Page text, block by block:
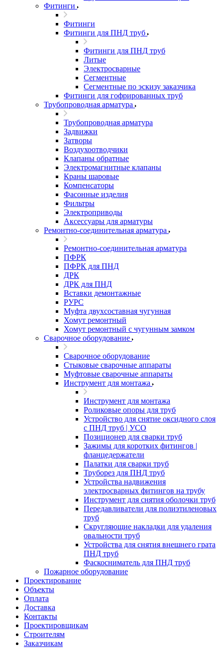
Фитинги
Фитинги
Фитинги для ПНД труб
Фитинги для ПНД труб
Литые
Электросварные
Сегментные
Сегментные по эскизу заказчика
Фитинги для гофрированных труб
Трубопроводная арматура
Трубопроводная арматура
Задвижки
Затворы
Воздухоотводчики
Клапаны обратные
Электромагнитные клапаны
Краны шаровые
Компенсаторы
Фасонные изделия
Фильтры
Электроприводы
Аксессуары для арматуры
Ремонтно-соединительная арматура
Ремонтно-соединительная арматура
ПФРК
ПФРК для ПНД
ДРК
ДРК для ПНД
Вставки демонтажные
РУРС
Муфта двухсоставная чугунная
Хомут ремонтный
Хомут ремонтный с чугунным замком
Сварочное оборудование
Сварочное оборудование
Стыковые сварочные аппараты
Муфтовые сварочные аппараты
Инструмент для монтажа
Инструмент для монтажа
Роликовые опоры для труб
Устройство для снятие оксидного слоя
с ПНД труб | УСО
Позиционер для сварки труб
Зажимы для коротких фитингов |
фланцедержатели
Палатки для сварки труб
Труборез для ПНД труб
Устройства надвижения
электросварных фитингов на трубу
Инструмент для снятия оболочки труб
Передавливатели для полиэтиленовых
труб
Скругляющие накладки для удаления
овальности труб
Устройства для снятия внешнего грата
ПНД труб
Фаскосниматель для ПНД труб
Пожарное оборудование
Проектирование
Объекты
Оплата
Доставка
Контакты
Проектировщикам
Строителям
Заказчикам